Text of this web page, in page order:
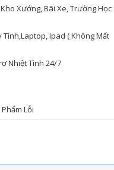
Xưởng, Bãi Xe, Trường Học
Tính,laptop, Ipad ( Không Mất
Nhiệt Tình 24/7
Lỗi